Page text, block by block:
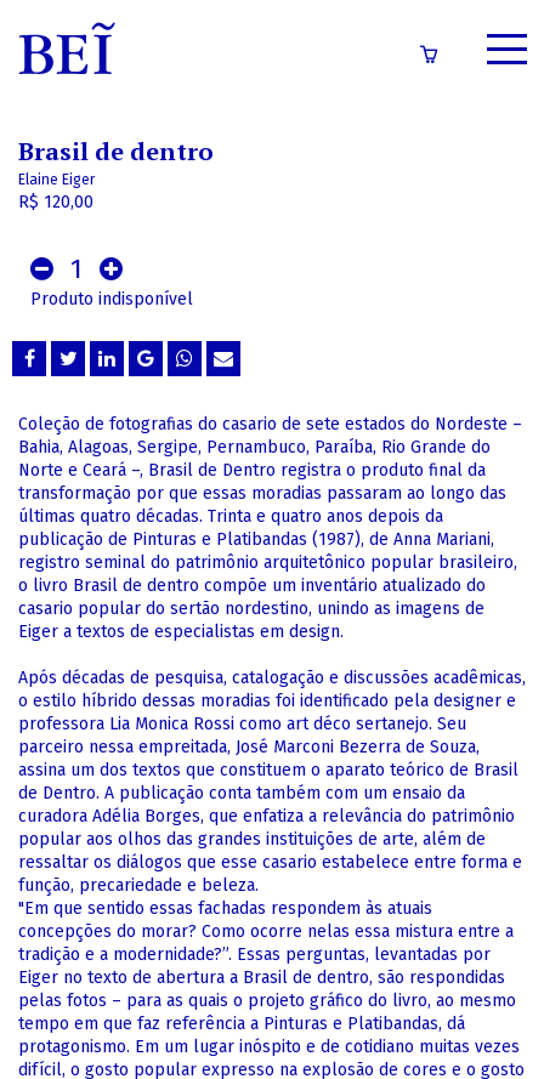
LOGIN/CADASTRO
Brasil de dentro
Elaine Eiger
R$ 120,00
1
Produto indisponível
Coleção de fotografias do casario de sete estados do Nordeste –
Bahia, Alagoas, Sergipe, Pernambuco, Paraíba, Rio Grande do
Norte e Ceará –, Brasil de Dentro registra o produto final da
transformação por que essas moradias passaram ao longo das
últimas quatro décadas. Trinta e quatro anos depois da
publicação de Pinturas e Platibandas (1987), de Anna Mariani,
registro seminal do patrimônio arquitetônico popular brasileiro,
o livro Brasil de dentro compõe um inventário atualizado do
casario popular do sertão nordestino, unindo as imagens de
Eiger a textos de especialistas em design.
Após décadas de pesquisa, catalogação e discussões acadêmicas,
o estilo híbrido dessas moradias foi identificado pela designer e
professora Lia Monica Rossi como art déco sertanejo. Seu
parceiro nessa empreitada, José Marconi Bezerra de Souza,
assina um dos textos que constituem o aparato teórico de Brasil
de Dentro. A publicação conta também com um ensaio da
curadora Adélia Borges, que enfatiza a relevância do patrimônio
popular aos olhos das grandes instituições de arte, além de
ressaltar os diálogos que esse casario estabelece entre forma e
função, precariedade e beleza.
"Em que sentido essas fachadas respondem às atuais
concepções do morar? Como ocorre nelas essa mistura entre a
tradição e a modernidade?”. Essas perguntas, levantadas por
Eiger no texto de abertura a Brasil de dentro, são respondidas
pelas fotos – para as quais o projeto gráfico do livro, ao mesmo
tempo em que faz referência a Pinturas e Platibandas, dá
protagonismo. Em um lugar inóspito e de cotidiano muitas vezes
difícil, o gosto popular expresso na explosão de cores e o gosto